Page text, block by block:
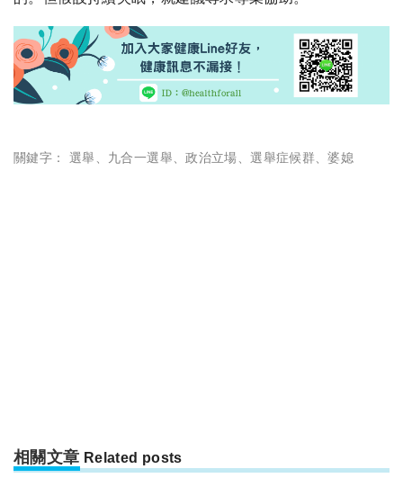
關鍵字： 選舉 、 九合一選舉、政治立場、選舉症候群、婆媳
相關文章 Related posts